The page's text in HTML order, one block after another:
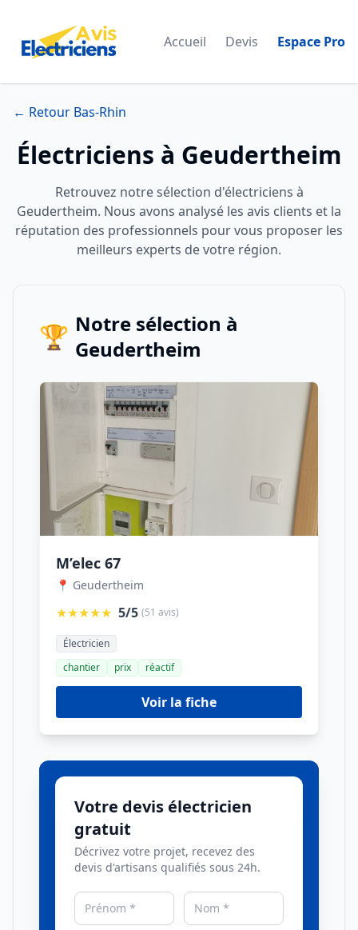
Accueil Devis Espace Pro
← Retour Bas-Rhin
Électriciens à Geudertheim
Retrouvez notre sélection d'électriciens à
Geudertheim. Nous avons analysé les avis clients et la
réputation des professionnels pour vous proposer les
meilleurs experts de votre région.
🏆 Notre sélection à
Geudertheim
M’elec 67
📍 Geudertheim
★★★★★ 5/5 (51 avis)
Électricien
chantier
prix réactif
Voir la fiche
Votre devis électricien
gratuit
Décrivez votre projet, recevez des
devis d'artisans qualifiés sous 24h.